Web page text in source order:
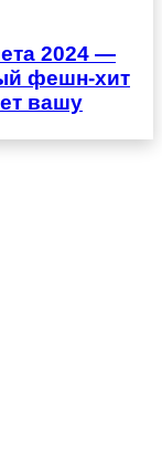
2024 —
фешн-хит
вашу